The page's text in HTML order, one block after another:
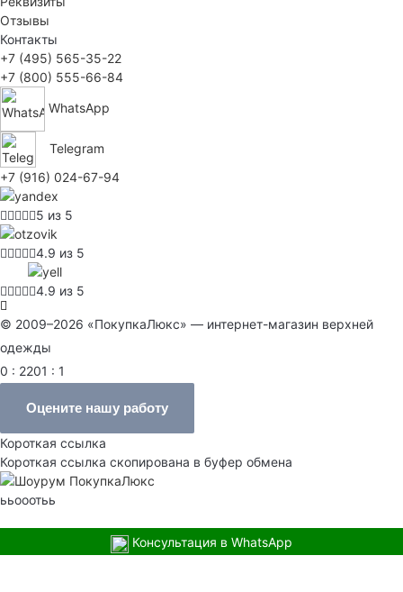
Отзывы
Контакты
+7 (495) 565-35-22
+7 (800) 555-66-84
WhatsApp
Telegram
+7 (916) 024-67-94
5 из 5
4.9 из 5
4.9 из 5
© 2009–2026 «ПокупкаЛюкс» — интернет-магазин верхней
одежды
0 : 2201 : 1
Оцените нашу работу
Короткая ссылка
Короткая ссылка скопирована в буфер обмена
ььооотьь
Консультация в WhatsApp